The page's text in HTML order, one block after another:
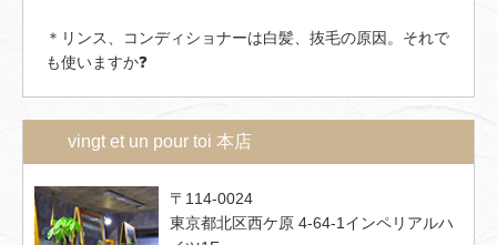
＊リンス、コンディショナーは白髪、抜毛の原因。それで
も使いますか❓
vingt et un pour toi 本店
〒114-0024
東京都北区西ケ原 4-64-1インペリアルハ